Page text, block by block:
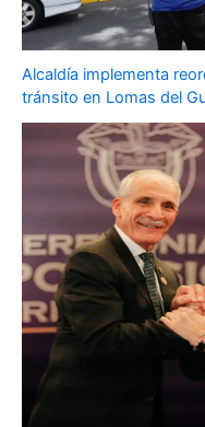
Alcaldía implementa
tránsito en Lomas del